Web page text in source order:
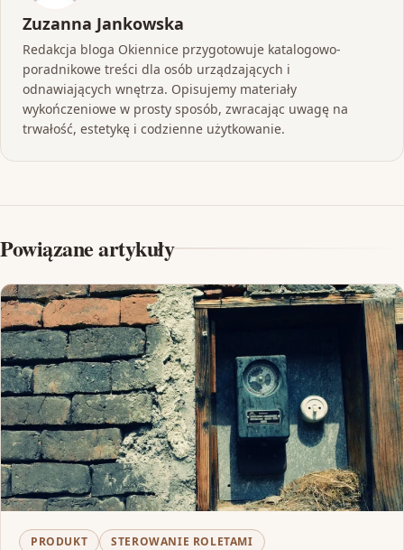
Zuzanna Jankowska
Redakcja bloga Okiennice przygotowuje katalogowo-
poradnikowe treści dla osób urządzających i
odnawiających wnętrza. Opisujemy materiały
wykończeniowe w prosty sposób, zwracając uwagę na
trwałość, estetykę i codzienne użytkowanie.
Powiązane artykuły
PRODUKT STEROWANIE ROLETAMI